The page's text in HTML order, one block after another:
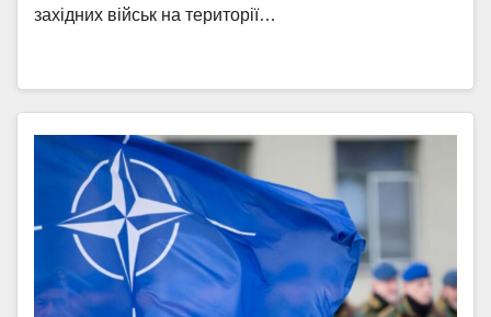
західних військ на території…